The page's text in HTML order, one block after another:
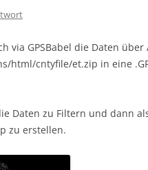
via GPSBabel die Daten
html/cntyfile/et.zip in eine
Daten zu Filtern und dann
zu erstellen.